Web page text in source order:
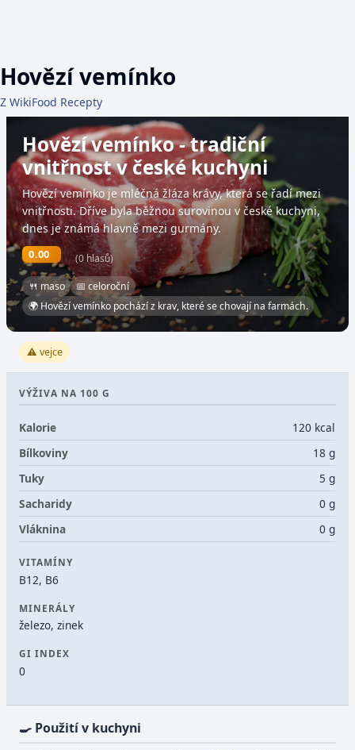
Hovězí vemínko
Z WikiFood Recepty
Hovězí vemínko - tradiční
vnitřnost v české kuchyni
Hovězí vemínko je mléčná žláza krávy, která se řadí mezi
vnitřnosti. Dříve byla běžnou surovinou v české kuchyni,
dnes je známá hlavně mezi gurmány.
0.00 (0 hlasů)
🍴 maso
📅 celoroční
🌍 Hovězí vemínko pochází z krav, které se chovají na farmách.
⚠️ vejce
VÝŽIVA NA 100 G
Kalorie
120 kcal
Bílkoviny
18 g
Tuky
5 g
Sacharidy
0 g
Vláknina
0 g
VITAMÍNY
B12, B6
MINERÁLY
železo, zinek
GI INDEX
0
🍳 Použití v kuchyni